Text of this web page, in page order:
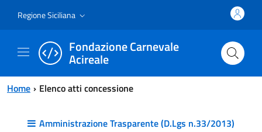
Regione Siciliana
Fondazione Carnevale
Acireale
Home Elenco atti concessione
Amministrazione Trasparente (D.Lgs n.33/2013)